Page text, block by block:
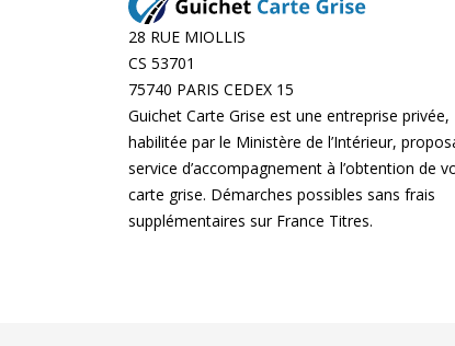
28 RUE MIOLLIS
CS 53701
75740 PARIS CEDEX 15
Guichet Carte Grise est une entreprise privée,
habilitée par le Ministère de l’Intérieur,
service d’accompagnement à l’obtention de
carte grise. Démarches possibles sans frais
supplémentaires sur France Titres.